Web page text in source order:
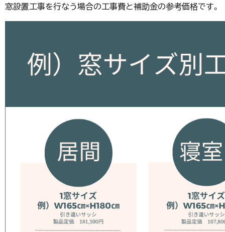
窓設置工事を行なう場合の工事費と補助金の参考価格です。